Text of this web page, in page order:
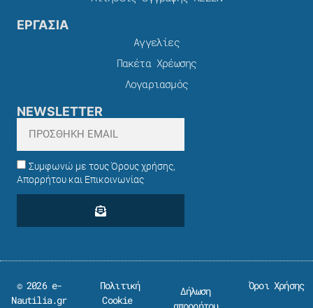
ΕΡΓΑΣΙΑ
Αγγελίες
Πακέτα Χρέωσης​
Λογαριασμός
NEWSLETTER
Συμφωνώ με τους Όρους χρήσης,
Απορρήτου και Επικοινωνίας
© 2026 e-
Nautilia.gr
Πολιτική
Cookie
Δήλωση
Όροι Χρήσης